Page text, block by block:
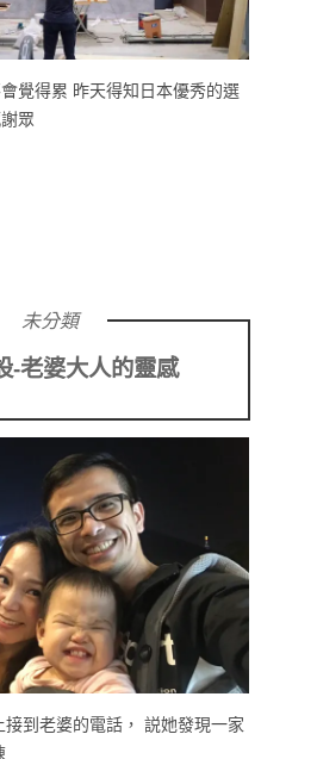
覺得累 昨天得知日本優秀的選
眾
-老婆大人的靈感
未分類
到老婆的電話， 説她發現一家